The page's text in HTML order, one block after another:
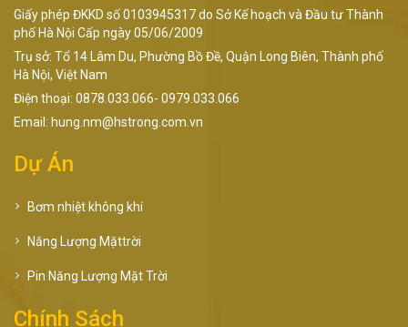
Giấy phép ĐKKD số 0103945317 do Sở Kế hoạch và Đầu tư Thành
phố Hà Nội Cấp ngày 05/06/2009
Trụ sở: Tổ 14 Lâm Du, Phường Bồ Đề, Quận Long Biên, Thành phố
Hà Nội, Việt Nam
Điện thoại: 0878.033.066- 0979.033.066
Email: hung.nm@hstrong.com.vn
Dự Án
Bơm nhiệt không khí
Năng Lượng Mặttrời
Pin Năng Lượng Mặt Trời
Chính Sách